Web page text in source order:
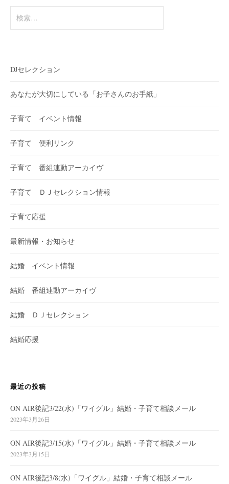
索:
DJセレクション
あなたが大切にしている「お子さんのお手紙」
子育て イベント情報
子育て 便利リンク
子育て 番組連動アーカイヴ
子育て ＤＪセレクション情報
子育て応援
最新情報・お知らせ
結婚 イベント情報
結婚 番組連動アーカイヴ
結婚 ＤＪセレクション
結婚応援
最近の投稿
ON AIR後記3/22(水)「ワイグル」結婚・子育て相談メール
2023年3月26日
ON AIR後記3/15(水)「ワイグル」結婚・子育て相談メール
2023年3月15日
ON AIR後記3/8(水)「ワイグル」結婚・子育て相談メール